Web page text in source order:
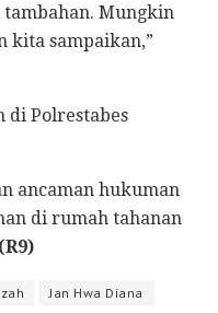
Mungkin
kita sampaikan,”
di Polrestabes
ancaman hukuman
di rumah tahanan
(R9)
Jan Hwa Diana